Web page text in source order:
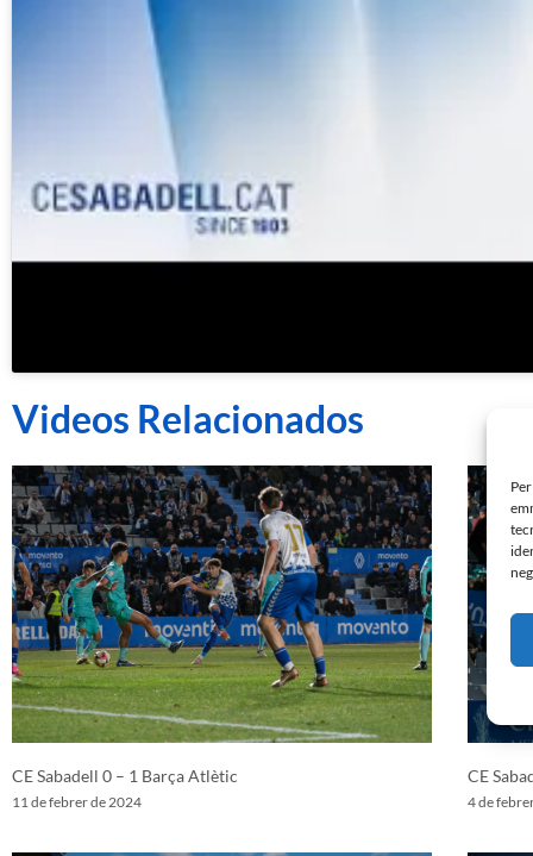
Videos Relacionados
CE Sabadell 0 – 1 Barça Atlètic
11 de febrer de 2024
CE
4 de